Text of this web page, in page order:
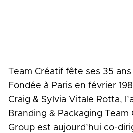
Team Créatif fête ses 35 ans
Fondée à Paris en février
Craig & Sylvia Vitale Rotta,
Branding & Packaging Team
Group est aujourd’hui co-